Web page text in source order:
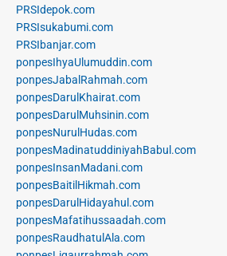
PRSIdepok.com
PRSIsukabumi.com
PRSIbanjar.com
ponpesIhyaUlumuddin.com
ponpesJabalRahmah.com
ponpesDarulKhairat.com
ponpesDarulMuhsinin.com
ponpesNurulHudas.com
ponpesMadinatuddiniyahBabul.com
ponpesInsanMadani.com
ponpesBaitilHikmah.com
ponpesDarulHidayahul.com
ponpesMafatihussaadah.com
ponpesRaudhatulAla.com